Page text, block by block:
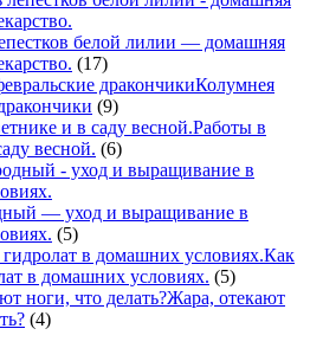
белой лилии — домашняя
(17)
Колумнея
(9)
Работы в
весной. (6)
— уход и выращивание в
(5)
Как
в домашних условиях. (5)
Жара, отекают
(4)